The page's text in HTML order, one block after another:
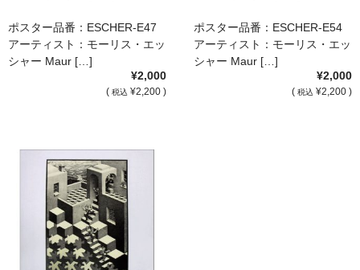
お買物ガイド
額縁の仕様
支払方法・送料・納期
FAX専用ご注文用紙
お問い合わせフォーム
メンバー
カート
ポスター品番：ESCHER-E47
アーティスト：モーリス・エッ
シャー Maur […]
¥2,000
( 税込 ¥2,200 )
ポスター品番：ESCHER-E54
アーティスト：モーリス・エッ
シャー Maur […]
¥2,000
( 税込 ¥2,200 )